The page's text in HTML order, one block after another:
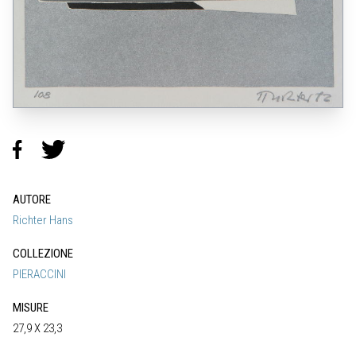
AUTORE
Richter Hans
COLLEZIONE
PIERACCINI
MISURE
27,9 X 23,3